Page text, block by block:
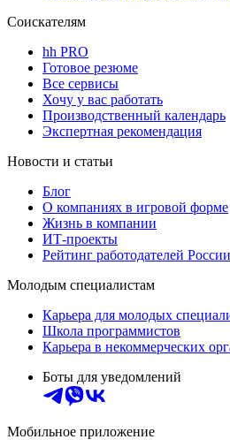
Соискателям
hh PRO
Готовое резюме
Все сервисы
Хочу у вас работать
Производственный календарь
Экспертная рекомендация
Новости и статьи
Блог
О компаниях в игровой форме
Жизнь в компании
ИТ-проекты
Рейтинг работодателей России
Молодым специалистам
Карьера для молодых
Школа программистов
Карьера в некоммерческих
Боты для уведомлений
Мобильное приложение